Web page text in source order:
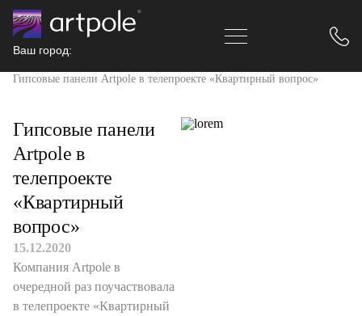
Ваш город:
Гипсовые панели Artpole в телепроекте «Квартирный вопрос»
Гипсовые панели
Artpole в
телепроекте
«Квартирный
вопрос»
15.12.2020
Компания Artpole в
очередной раз поучаствовала
в телепроекте «Квартирный